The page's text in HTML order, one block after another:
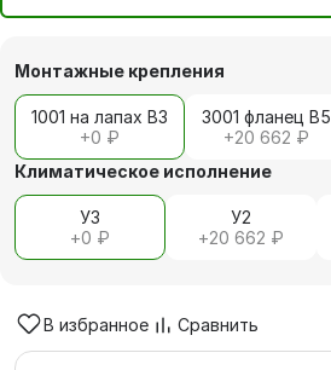
Монтажные крепления
1001 на лапах В3
+0 ₽
3001 фланец В5
+20 662 ₽
Климатическое исполнение
У3
+0 ₽
У2
+20 662 ₽
В избранное Сравнить